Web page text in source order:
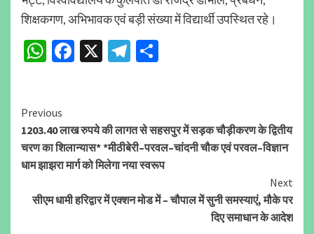
शिक्षकगण, अभिभावक एवं बड़ी संख्या में विद्यार्थी उपस्थित रहे।
WhatsApp
Facebook
X Telegram
Continue
Reading
Previous
1203.40 लाख रुपये की लागत से सहसपुर में सड़क चौड़ीकरण के द्वितीय
चरण का शिलान्यास* *मीठीबेरी–परवल–चांदनी चौक एवं परवल–विज्ञान
धाम झाझरा मार्ग को मिलेगा नया स्वरूप
Next
सीएम धामी हरिद्वार में एक्शन मोड में – चौपाल में सुनी समस्याएं, मौके पर
दिए समाधान के आदेश